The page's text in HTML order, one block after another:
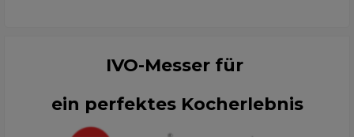
IVO-Messer für
ein perfektes Kocherlebnis